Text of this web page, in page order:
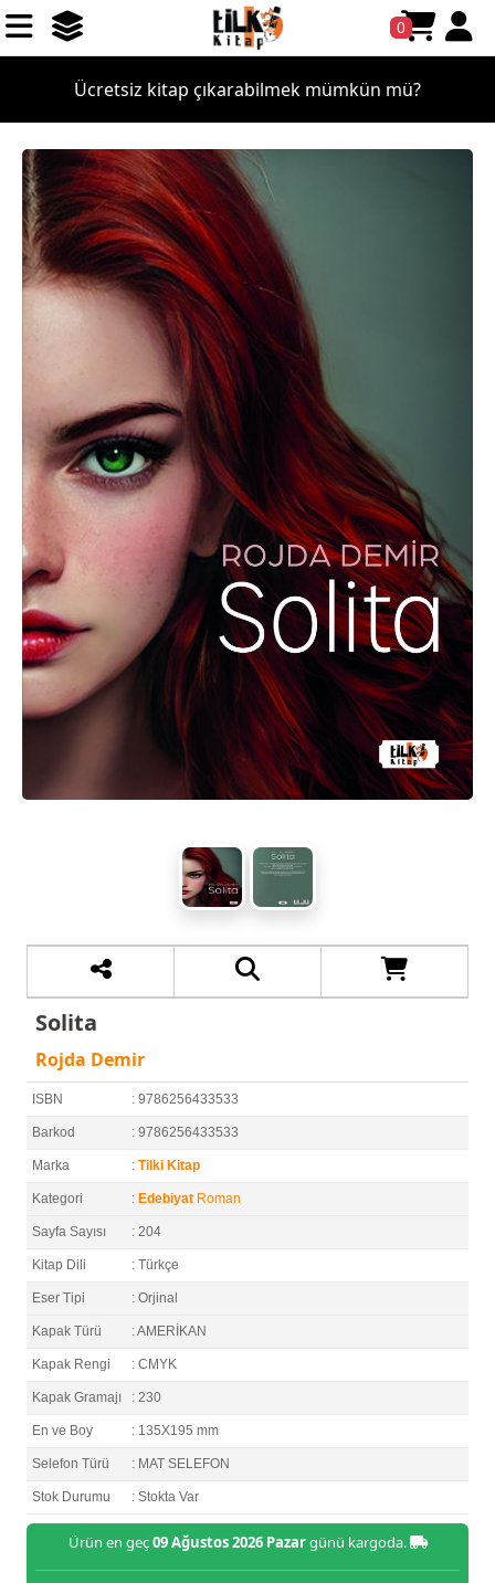
0
Ücretsiz kitap çıkarabilmek mümkün mü?
Solita
Rojda Demir
ISBN : 9786256433533
Barkod : 9786256433533
Marka : Tilki Kitap
Kategori : Edebiyat Roman
Sayfa Sayısı : 204
Kitap Dili : Türkçe
Eser Tipi : Orjinal
Kapak Türü : AMERİKAN
Kapak Rengi : CMYK
Kapak Gramajı : 230
En ve Boy : 135X195 mm
Selefon Türü : MAT SELEFON
Stok Durumu : Stokta Var
Ürün en geç09 Ağustos 2026 Pazargünü kargoda.